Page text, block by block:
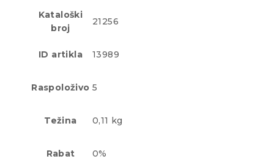
Kataloški
broj
21256
ID artikla 13989
Raspoloživo 5
Težina 0,11 kg
Rabat 0%